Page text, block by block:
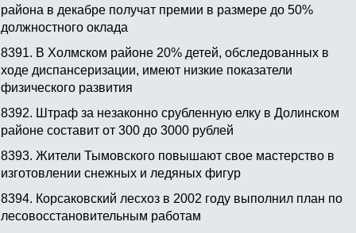
района в декабре получат премии в размере до 50%
должностного оклада
8391. В Холмском районе 20% детей, обследованных в
ходе диспансеризации, имеют низкие показатели
физического развития
8392. Штраф за незаконно срубленную елку в Долинском
районе составит от 300 до 3000 рублей
8393. Жители Тымовского повышают свое мастерство в
изготовлении снежных и ледяных фигур
8394. Корсаковский лесхоз в 2002 году выполнил план по
лесовосстановительным работам